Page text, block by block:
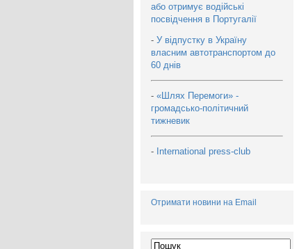
або отримує водійські
посвідчення в Португалії
- У відпустку в Україну
власним автотранспортом до
60 днів
- «Шлях Перемоги» -
громадсько-політичний
тижневик
- International press-club
Отримати новини на Email